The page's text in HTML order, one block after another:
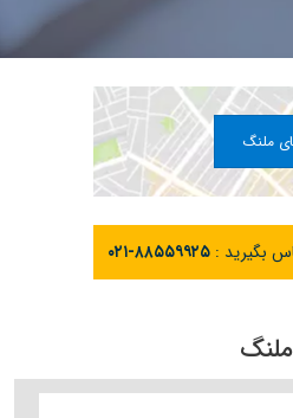
ملنگ
بگیرید : ۰۲۱-۸۸۵۵۹۹۲۵